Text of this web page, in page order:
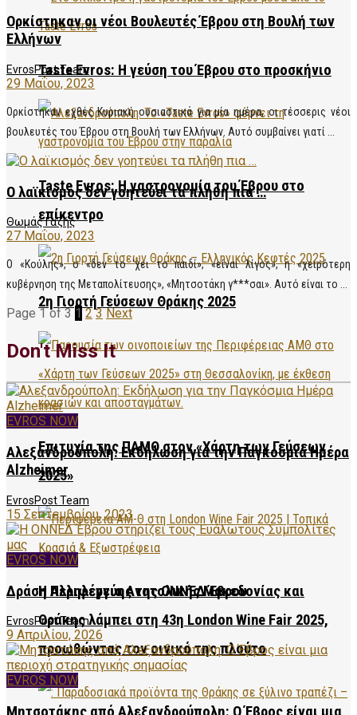
Taste Evros: Η γεύση του Έβρου στο προσκήνιο
Taste Evros: Η γαστρονομία του Έβρου στο
επίκεντρο
2η Γιορτή Γεύσεων Θράκης 2025
Επιτυχία της ΠΑΜΘ στον «Χάρτη των Γεύσεων
2025»
Η Περιφέρεια Ανατολικής Μακεδονίας και
Θράκης λάμπει στη 43η London Wine Fair 2025,
προωθώντας τον οινικό της πλούτο
Ορκίστηκαν οι νέοι Βουλευτές Έβρου στη Βουλή των
Ελλήνων
EvrosPost Team
29 Μαΐου, 2023
Ορκίστηκαν εχθές Κυριακή ουσιαστικά για μία ημέρα, οι τέσσερις νέοι
βουλευτές του Έβρου στη Βουλή των Ελλήνων. Αυτό συμβαίνει γιατί ...
Ο λαϊκισμός δεν γοητεύει τα πλήθη πια …
Θωμάς Γαζής
27 Μαΐου, 2023
Ο «Κούλης», ο «δεν το ‘χει το παιδί», «είναι λίγος», η «χειρότερη
κυβέρνηση της Μεταπολίτευσης», «Μητσοτάκη γ***σαι». Αυτό είναι το ...
Page 1 of 3 1 2 3 Next
Don't Miss It
EVROS NOW
Αλεξανδρούπολη: Εκδήλωση για την Παγκόσμια Ημέρα
Alzheimer
EvrosPost Team
15 Σεπτεμβρίου, 2023
EVROS NOW
Δράση Αλληλεγγύης της ΟΝΝΕΔ Έβρου
EvrosPost Team
9 Απριλίου, 2026
EVROS NOW